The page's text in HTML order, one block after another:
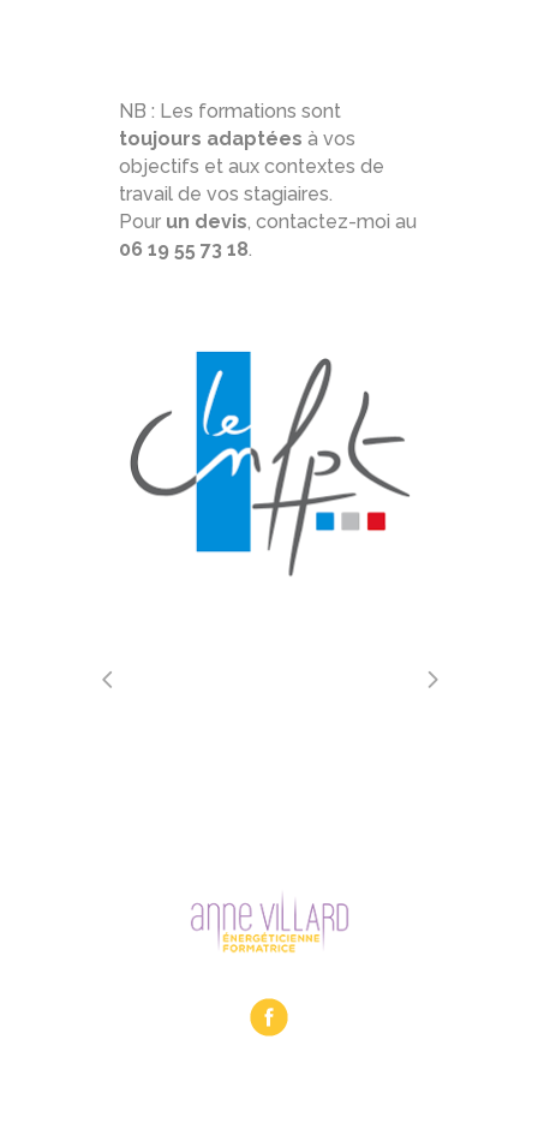
NB : Les formations sont
toujours adaptées à vos
objectifs et aux contextes de
travail de vos stagiaires.
Pour un devis, contactez-moi au
06 19 55 73 18.